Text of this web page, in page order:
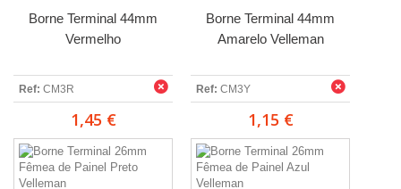
Borne Terminal 44mm
Vermelho
Ref: CM3R
1,45 €
Borne Terminal 44mm
Amarelo Velleman
Ref: CM3Y
1,15 €